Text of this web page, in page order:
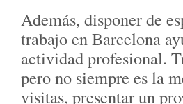
Además, disponer de
trabajo en Barcelona
actividad profesional.
pero no siempre es la
visitas, presentar un